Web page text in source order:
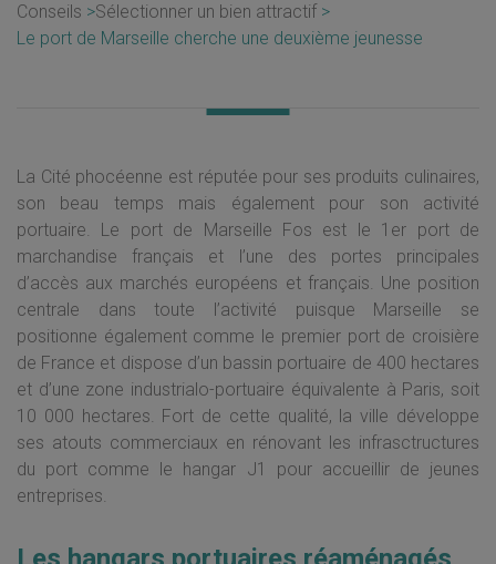
Conseils
Sélectionner un bien attractif
Le port de Marseille cherche une deuxième jeunesse
La Cité phocéenne est réputée pour ses produits culinaires,
son beau temps mais également pour son activité
portuaire. Le port de Marseille Fos est le 1er port de
marchandise français et l’une des portes principales
d’accès aux marchés européens et français. Une position
centrale dans toute l’activité puisque Marseille se
positionne également comme le premier port de croisière
de France et dispose d’un bassin portuaire de 400 hectares
et d’une zone industrialo-portuaire équivalente à Paris, soit
10 000 hectares. Fort de cette qualité, la ville développe
ses atouts commerciaux en rénovant les infrasctructures
du port comme le hangar J1 pour accueillir de jeunes
entreprises.